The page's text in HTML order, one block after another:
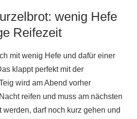
wenig Hefe
Reifezeit
mit wenig Hefe und dafür einer
klappt perfekt mit der
wird am Abend vorher
reifen und muss am nächsten
werden, darf noch kurz gehen und